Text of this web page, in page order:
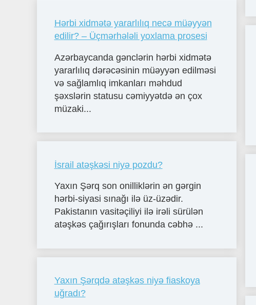
Hərbi xidmətə yararlılıq necə müəyyən
edilir? – Üçmərhələli yoxlama prosesi
Azərbaycanda gənclərin hərbi xidmətə
yararlılıq dərəcəsinin müəyyən edilməsi
və sağlamlıq imkanları məhdud
şəxslərin statusu cəmiyyətdə ən çox
müzaki...
İsrail atəşkəsi niyə pozdu?
Yaxın Şərq son onilliklərin ən gərgin
hərbi-siyasi sınağı ilə üz-üzədir.
Pakistanın vasitəçiliyi ilə irəli sürülən
atəşkəs çağırışları fonunda cəbhə ...
Yaxın Şərqdə atəşkəs niyə fiaskoya
uğradı?